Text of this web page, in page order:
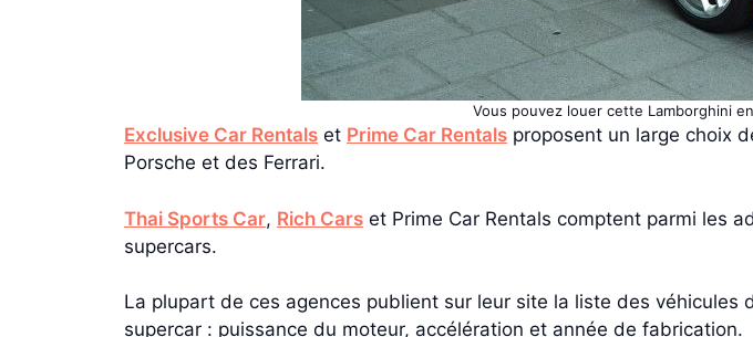
Vous pouvez louer cette Lamborghini
Exclusive Car Rentals et Prime Car Rentals proposent un large choix
Porsche et des Ferrari.
Thai Sports Car, Rich Cars et Prime Car Rentals comptent parmi les
supercars.
La plupart de ces agences publient sur leur site la liste des
supercar : puissance du moteur, accélération et année de fabrication.